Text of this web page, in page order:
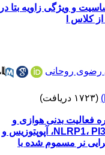
و ویژگی زاویه بتا در
روحانی
،
(۱۷۲۳ دریافت)
فعالیت بدنی هوازی و
مکمل یاری اکتاپامین بربیان اینفلامازوم NLRP1، PI3k، آپوپتوزیس و
نر مسموم شده با